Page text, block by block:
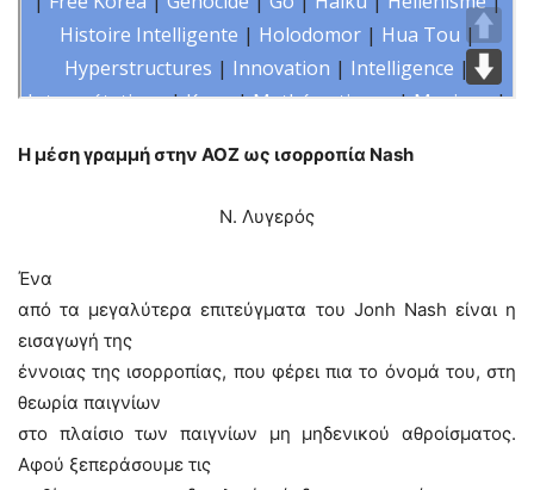
Η μέση γραμμή στην ΑΟΖ ως ισορροπία Nash
Ν. Λυγερός
Ένα
από τα μεγαλύτερα επιτεύγματα του Jonh Nash είναι η
εισαγωγή της
έννοιας της ισορροπίας, που φέρει πια το όνομά του, στη
θεωρία παιγνίων
στο πλαίσιο των παιγνίων μη μηδενικού αθροίσματος.
Αφού ξεπεράσουμε τις